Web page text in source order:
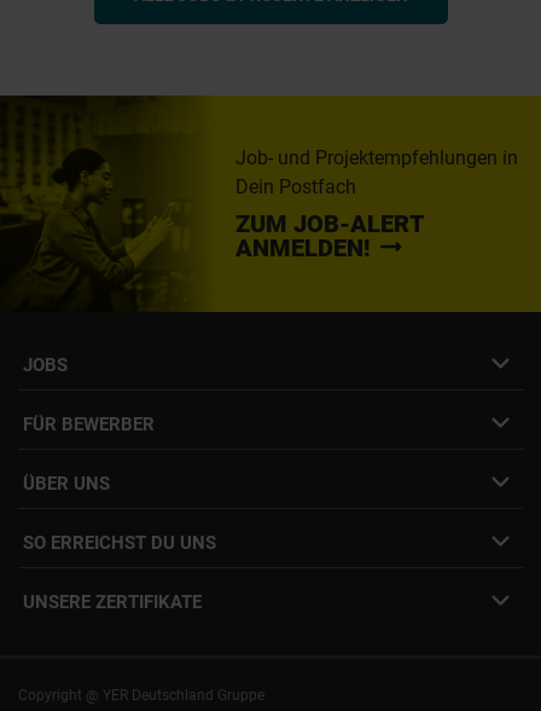
Job- und Projektempfehlungen in
Dein Postfach
ZUM JOB-ALERT
ANMELDEN!
JOBS
Initiativbewerbung
Interne Jobs
FÜR BEWERBER
Freelance Vermittlung
ÜBER UNS
Unsere Standorte
Presse
SO ERREICHST DU UNS
+49 (0)89 540210-0
Rostock| Berlin
UNSERE ZERTIFIKATE
Copyright @ YER Deutschland Gruppe